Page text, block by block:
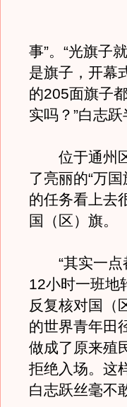
事”。“光旗子
是旗子，开幕
的205面旗子
实吗？”白志跃
位于通州区
了亮丽的“万
的任务看上去
国（区）旗。
“其实一点
12小时一班地
反复核对国（
的世界青年田
做成了原来殖
拒绝入场。这
白志跃丝毫不